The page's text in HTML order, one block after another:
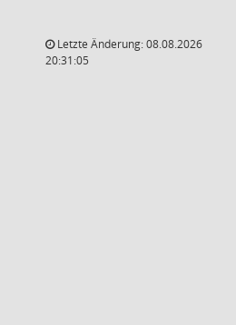
Letzte Änderung: 08.08.2026
20:31:05